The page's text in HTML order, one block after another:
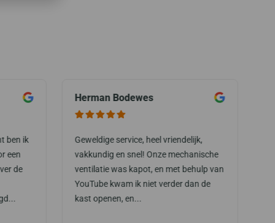
ben ik
een
de
Herman Bodewes
Geweldige service, heel vriendelijk,
vakkundig en snel! Onze mechanische
ventilatie was kapot, en met behulp van
YouTube kwam ik niet verder dan de
kast openen, en...